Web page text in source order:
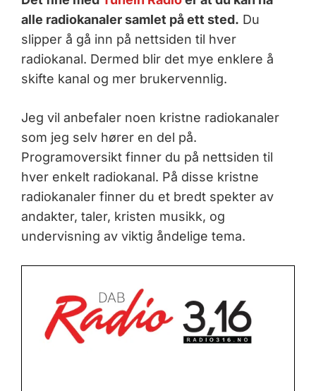
alle radiokanaler samlet på ett sted. Du
slipper å gå inn på nettsiden til hver
radiokanal. Dermed blir det mye enklere å
skifte kanal og mer brukervennlig.
Jeg vil anbefaler noen kristne radiokanaler
som jeg selv hører en del på.
Programoversikt finner du på nettsiden til
hver enkelt radiokanal. På disse kristne
radiokanaler finner du et bredt spekter av
andakter, taler, kristen musikk, og
undervisning av viktig åndelige tema.